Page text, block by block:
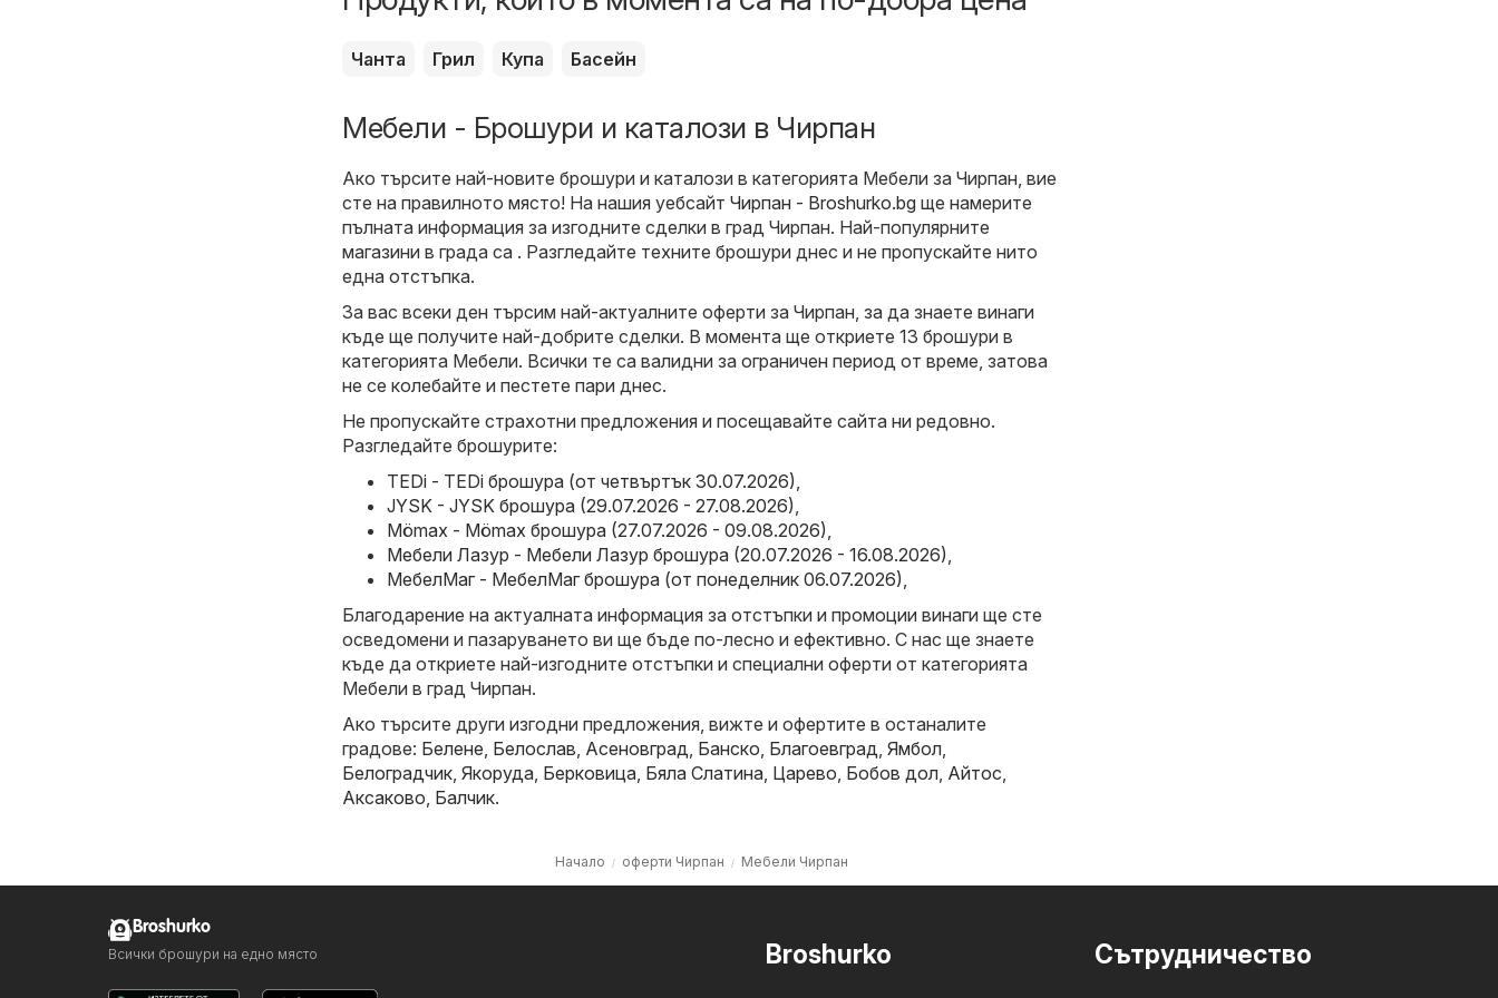
Чанта Грил Купа Басейн
Мебели - Брошури и каталози в Чирпан
Ако търсите най-новите брошури и каталози в категорията Мебели за Чирпан, вие
сте на правилното място! На нашия уебсайт Чирпан - Broshurko.bg ще намерите
пълната информация за изгодните сделки в град Чирпан. Най-популярните
магазини в града са . Разгледайте техните брошури днес и не пропускайте нито
една отстъпка.
За вас всеки ден търсим най-актуалните оферти за Чирпан, за да знаете винаги
къде ще получите най-добрите сделки. В момента ще откриете 13 брошури в
категорията Мебели. Всички те са валидни за ограничен период от време, затова
не се колебайте и пестете пари днес.
Не пропускайте страхотни предложения и посещавайте сайта ни редовно.
Разгледайте брошурите:
TEDi - TEDi брошура (от четвъртък 30.07.2026)
JYSK - JYSK брошура (29.07.2026 - 27.08.2026)
Mömax - Mömax брошура (27.07.2026 - 09.08.2026)
Мебели Лазур - Мебели Лазур брошура (20.07.2026 - 16.08.2026)
МебелМаг - МебелМаг брошура (от понеделник 06.07.2026)
Благодарение на актуалната информация за отстъпки и промоции винаги ще сте
осведомени и пазаруването ви ще бъде по-лесно и ефективно. С нас ще знаете
къде да откриете най-изгодните отстъпки и специални оферти от категорията
Мебели в град Чирпан.
Ако търсите други изгодни предложения, вижте и офертите в останалите
градове: Белене Белослав Асеновград Банско Благоевград Ямбол
Белоградчик Якоруда Берковица Бяла Слатина Царево Бобов дол Айтос
Аксаково Балчик.
Начало оферти Чирпан Мебели Чирпан
Broshurko Cътрудничество
Broshurko
Всички брошури на едно място